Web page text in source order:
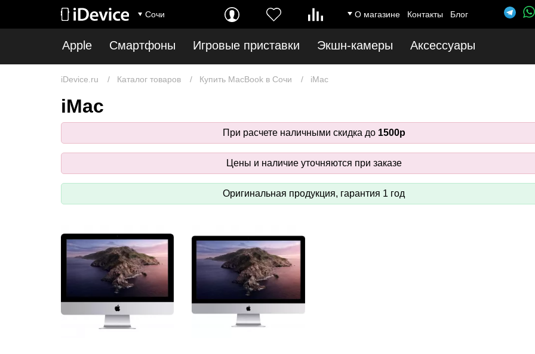
Сочи О магазине Контакты Блог
Apple Смартфоны Игровые приставки Экшн-камеры Аксессуары
iDevice.ru Каталог товаров Купить MacBook в Сочи iMac
iMac
При расчете наличными скидка до 1500р
Цены и наличие уточняются при заказе
Оригинальная продукция, гарантия 1 год